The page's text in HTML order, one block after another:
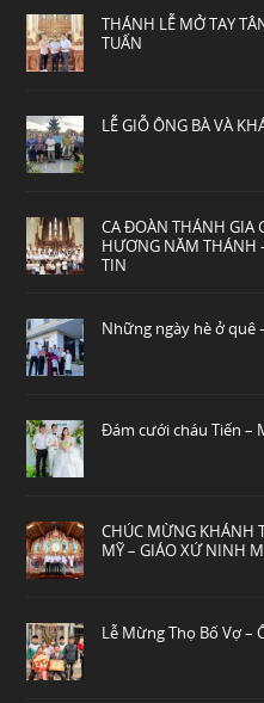
THÁNH LỄ MỞ TAY
TUẤN
LỄ GIỖ ÔNG BÀ VÀ
CA ĐOÀN THÁNH GIA
HƯƠNG NĂM THÁNH
TIN
Những ngày hè ở
Đám cưới cháu Tiến –
CHÚC MỪNG KHÁNH
MỸ – GIÁO XỨ NINH
Lễ Mừng Thọ Bố Vợ –